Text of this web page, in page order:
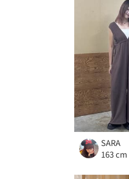
SARA
163 cm